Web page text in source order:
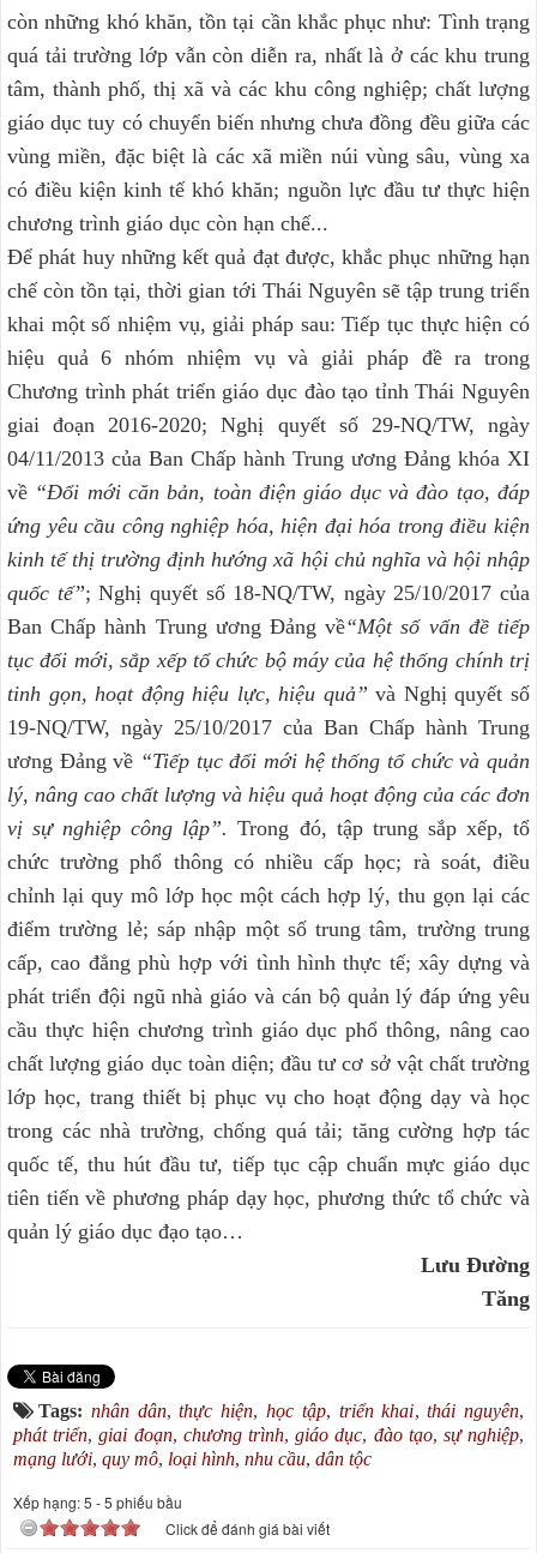
còn những khó khăn, tồn tại cần khắc phục như: Tình trạng
quá tải trường lớp vẫn còn diễn ra, nhất là ở các khu trung
tâm, thành phố, thị xã và các khu công nghiệp; chất lượng
giáo dục tuy có chuyển biến nhưng chưa đồng đều giữa các
vùng miền, đặc biệt là các xã miền núi vùng sâu, vùng xa
có điều kiện kinh tế khó khăn; nguồn lực đầu tư thực hiện
chương trình giáo dục còn hạn chế...
Để phát huy những kết quả đạt được, khắc phục những hạn
chế còn tồn tại, thời gian tới Thái Nguyên sẽ tập trung triển
khai một số nhiệm vụ, giải pháp sau: Tiếp tục thực hiện có
hiệu quả 6 nhóm nhiệm vụ và giải pháp đề ra trong
Chương trình phát triển giáo dục đào tạo tỉnh Thái Nguyên
giai đoạn 2016-2020; Nghị quyết số 29-NQ/TW, ngày
04/11/2013 của Ban Chấp hành Trung ương Đảng khóa XI
về “Đổi mới căn bản, toàn điện giáo dục và đào tạo, đáp
ứng yêu cầu công nghiệp hóa, hiện đại hóa trong điều kiện
kinh tế thị trường định hướng xã hội chủ nghĩa và hội nhập
quốc tế”; Nghị quyết số 18-NQ/TW, ngày 25/10/2017 của
Ban Chấp hành Trung ương Đảng về“Một số vấn đề tiếp
tục đổi mới, sắp xếp tổ chức bộ máy của hệ thống chính trị
tinh gọn, hoạt động hiệu lực, hiệu quả” và Nghị quyết số
19-NQ/TW, ngày 25/10/2017 của Ban Chấp hành Trung
ương Đảng về “Tiếp tục đổi mới hệ thống tổ chức và quản
lý, nâng cao chất lượng và hiệu quả hoạt động của các đơn
vị sự nghiệp công lập”. Trong đó, tập trung sắp xếp, tổ
chức trường phổ thông có nhiều cấp học; rà soát, điều
chỉnh lại quy mô lớp học một cách hợp lý, thu gọn lại các
điểm trường lẻ; sáp nhập một số trung tâm, trường trung
cấp, cao đẳng phù hợp với tình hình thực tế; xây dựng và
phát triển đội ngũ nhà giáo và cán bộ quản lý đáp ứng yêu
cầu thực hiện chương trình giáo dục phổ thông, nâng cao
chất lượng giáo dục toàn diện; đầu tư cơ sở vật chất trường
lớp học, trang thiết bị phục vụ cho hoạt động dạy và học
trong các nhà trường, chống quá tải; tăng cường hợp tác
quốc tế, thu hút đầu tư, tiếp tục cập chuẩn mực giáo dục
tiên tiến về phương pháp dạy học, phương thức tổ chức và
quản lý giáo dục đạo tạo…
Lưu Đường
Tăng
Tags: nhân dân,thực hiện,học tập, triển khai,thái nguyên,
phát triển,giai đoạn, chương trình,giáo dục, đào tạo, sự nghiệp,
mạng lưới, quy mô, loại hình, nhu cầu, dân tộc
Xếp hạng:5 -5 phiếu bầu
Click để đánh giá bài viết